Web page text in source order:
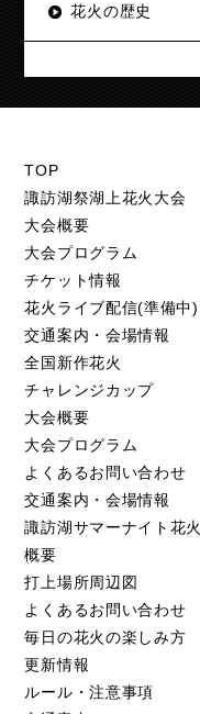
花火の歴史
TOP
諏訪湖祭湖上花火大会
大会概要
大会プログラム
チケット情報
花火ライブ配信(準備中)
交通案内・会場情報
全国新作花火
チャレンジカップ
大会概要
大会プログラム
よくあるお問い合わせ
交通案内・会場情報
諏訪湖サマーナイト花火
概要
打上場所周辺図
よくあるお問い合わせ
毎日の花火の楽しみ方
更新情報
ルール・注意事項